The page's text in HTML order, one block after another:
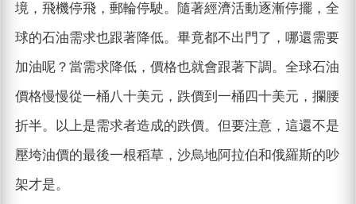
境，飛機停飛，郵輪停駛。隨著經濟活動逐漸停擺，全
球的石油需求也跟著降低。畢竟都不出門了，哪還需要
加油呢？當需求降低，價格也就會跟著下調。全球石油
價格慢慢從一桶八十美元，跌價到一桶四十美元，攔腰
折半。以上是需求者造成的跌價。但要注意，這還不是
壓垮油價的最後一根稻草，沙烏地阿拉伯和俄羅斯的吵
架才是。